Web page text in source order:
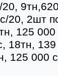
20, 2шт
125
18тн,
125 000